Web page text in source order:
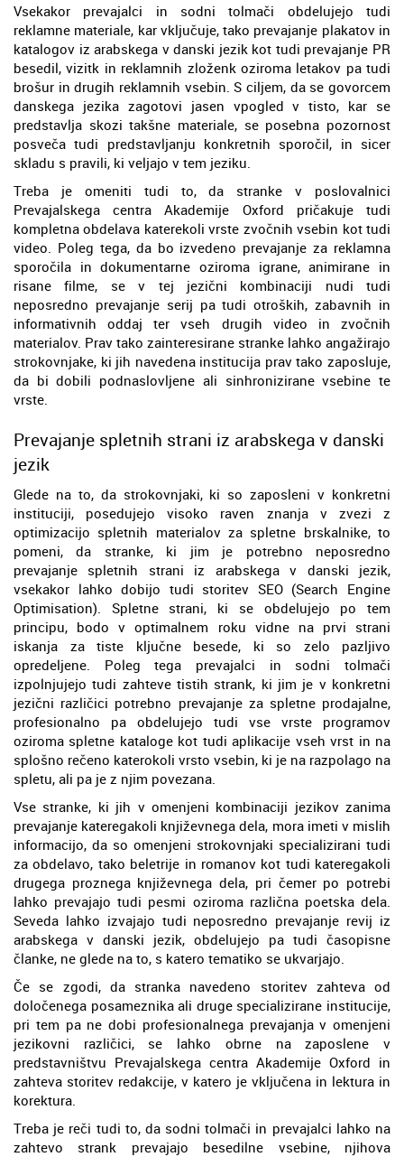
Vsekakor prevajalci in sodni tolmači obdelujejo tudi
reklamne materiale, kar vključuje, tako prevajanje plakatov in
katalogov iz arabskega v danski jezik kot tudi prevajanje PR
besedil, vizitk in reklamnih zloženk oziroma letakov pa tudi
brošur in drugih reklamnih vsebin. S ciljem, da se govorcem
danskega jezika zagotovi jasen vpogled v tisto, kar se
predstavlja skozi takšne materiale, se posebna pozornost
posveča tudi predstavljanju konkretnih sporočil, in sicer
skladu s pravili, ki veljajo v tem jeziku.
Treba je omeniti tudi to, da stranke v poslovalnici
Prevajalskega centra Akademije Oxford pričakuje tudi
kompletna obdelava katerekoli vrste zvočnih vsebin kot tudi
video. Poleg tega, da bo izvedeno prevajanje za reklamna
sporočila in dokumentarne oziroma igrane, animirane in
risane filme, se v tej jezični kombinaciji nudi tudi
neposredno prevajanje serij pa tudi otroških, zabavnih in
informativnih oddaj ter vseh drugih video in zvočnih
materialov. Prav tako zainteresirane stranke lahko angažirajo
strokovnjake, ki jih navedena institucija prav tako zaposluje,
da bi dobili podnaslovljene ali sinhronizirane vsebine te
vrste.
Prevajanje spletnih strani iz arabskega v danski
jezik
Glede na to, da strokovnjaki, ki so zaposleni v konkretni
instituciji, posedujejo visoko raven znanja v zvezi z
optimizacijo spletnih materialov za spletne brskalnike, to
pomeni, da stranke, ki jim je potrebno neposredno
prevajanje spletnih strani iz arabskega v danski jezik,
vsekakor lahko dobijo tudi storitev SEO (Search Engine
Optimisation). Spletne strani, ki se obdelujejo po tem
principu, bodo v optimalnem roku vidne na prvi strani
iskanja za tiste ključne besede, ki so zelo pazljivo
opredeljene. Poleg tega prevajalci in sodni tolmači
izpolnjujejo tudi zahteve tistih strank, ki jim je v konkretni
jezični različici potrebno prevajanje za spletne prodajalne,
profesionalno pa obdelujejo tudi vse vrste programov
oziroma spletne kataloge kot tudi aplikacije vseh vrst in na
splošno rečeno katerokoli vrsto vsebin, ki je na razpolago na
spletu, ali pa je z njim povezana.
Vse stranke, ki jih v omenjeni kombinaciji jezikov zanima
prevajanje kateregakoli književnega dela, mora imeti v mislih
informacijo, da so omenjeni strokovnjaki specializirani tudi
za obdelavo, tako beletrije in romanov kot tudi kateregakoli
drugega proznega književnega dela, pri čemer po potrebi
lahko prevajajo tudi pesmi oziroma različna poetska dela.
Seveda lahko izvajajo tudi neposredno prevajanje revij iz
arabskega v danski jezik, obdelujejo pa tudi časopisne
članke, ne glede na to, s katero tematiko se ukvarjajo.
Če se zgodi, da stranka navedeno storitev zahteva od
določenega posameznika ali druge specializirane institucije,
pri tem pa ne dobi profesionalnega prevajanja v omenjeni
jezikovni različici, se lahko obrne na zaposlene v
predstavništvu Prevajalskega centra Akademije Oxford in
zahteva storitev redakcije, v katero je vključena in lektura in
korektura.
Treba je reči tudi to, da sodni tolmači in prevajalci lahko na
zahtevo strank prevajajo besedilne vsebine, njihova